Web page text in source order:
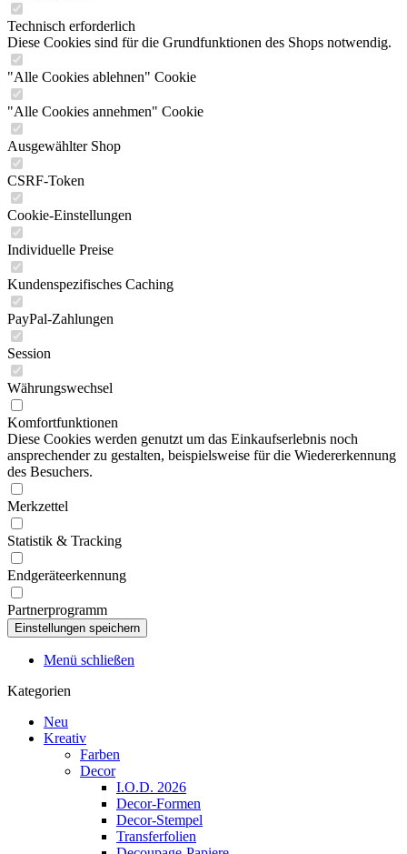
Technisch erforderlich
Diese Cookies sind für die Grundfunktionen des Shops notwendig.
"Alle Cookies ablehnen" Cookie
"Alle Cookies annehmen" Cookie
Ausgewählter Shop
CSRF-Token
Cookie-Einstellungen
Individuelle Preise
Kundenspezifisches Caching
PayPal-Zahlungen
Session
Währungswechsel
Komfortfunktionen
Diese Cookies werden genutzt um das Einkaufserlebnis noch
ansprechender zu gestalten, beispielsweise für die Wiedererkennung
des Besuchers.
Merkzettel
Statistik & Tracking
Endgeräteerkennung
Partnerprogramm
Menü schließen
Kategorien
Neu
Kreativ
Farben
Decor
I.O.D. 2026
Decor-Formen
Decor-Stempel
Transferfolien